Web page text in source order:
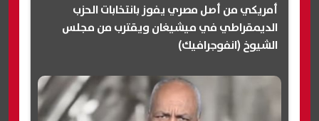
أمريكي من أصل مصري يفوز بانتخابات الحزب
الديمقراطي في ميشيغان ويقترب من مجلس
الشيوخ (انفوجرافيك)